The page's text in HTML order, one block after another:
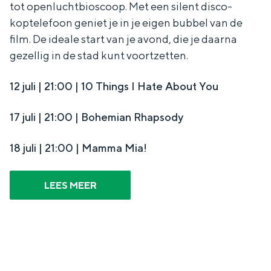
a
a
l
N
d
e
l
a
n
S
e
t
tot openluchtbioscoop. Met een silent disco-
koptelefoon geniet je in je eigen bubbel van de
film. De ideale start van je avond, die je daarna
gezellig in de stad kunt voortzetten.
12 juli | 21:00 | 10 Things I Hate About You
17 juli | 21:00 | Bohemian Rhapsody
18 juli | 21:00 | Mamma Mia!
LEES MEER